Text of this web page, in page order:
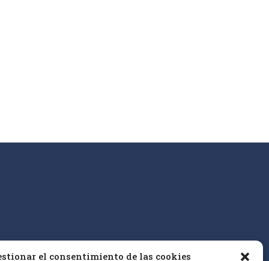
el consentimiento de las cookies